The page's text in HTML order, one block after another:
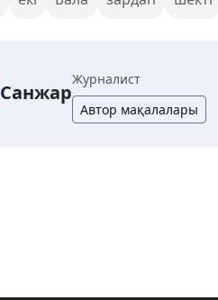
Санжар
Журналист
Автор мақалалары